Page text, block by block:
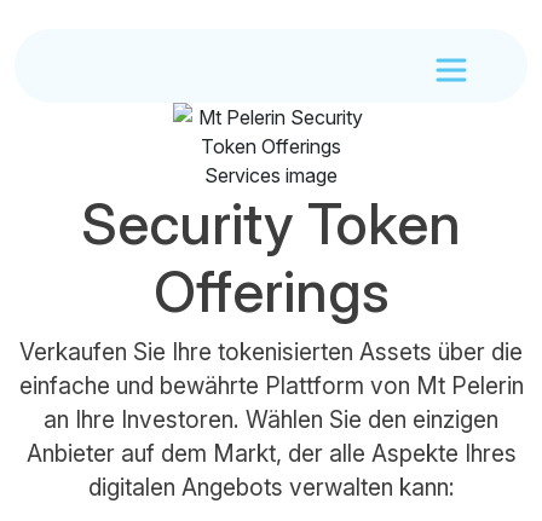
Security Token
Offerings
Verkaufen Sie Ihre tokenisierten Assets über die
einfache und bewährte Plattform von Mt Pelerin
an Ihre Investoren. Wählen Sie den einzigen
Anbieter auf dem Markt, der alle Aspekte Ihres
digitalen Angebots verwalten kann: